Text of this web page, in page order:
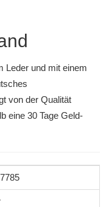
Leder und mit einem
von der Qualität
eine 30 Tage Geld-